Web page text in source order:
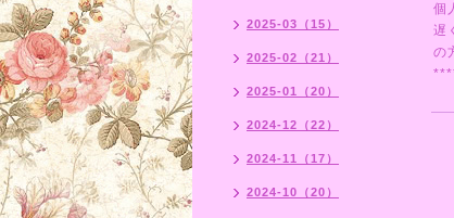
個
遅
の
2025-03（15）
2025-02（21）
2025-01（20）
2024-12（22）
2024-11（17）
2024-10（20）